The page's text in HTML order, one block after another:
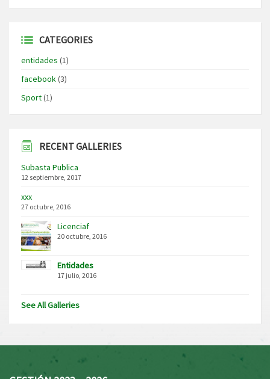
CATEGORIES
entidades (1)
facebook(3)
Sport(1)
RECENT GALLERIES
Subasta Publica
12 septiembre, 2017
xxx
27 octubre, 2016
Licenciaf
20 octubre, 2016
Entidades
17 julio, 2016
See All Galleries